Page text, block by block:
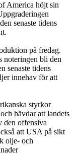
America höjt sin
senaste tidens
på fredag.
noteringen bli den
senaste tidens
innehav för att
styrkor
hävdar att landets
den offensiva
att USA på sikt
olje- och